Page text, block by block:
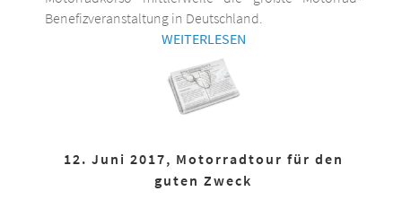
Benefizveranstaltung in Deutschland.
WEITERLESEN
12. Juni 2017, Motorradtour für den
guten Zweck